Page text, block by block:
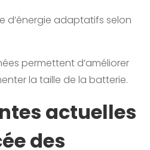
d’énergie adaptatifs selon
permettent d’améliorer
la taille de la batterie.
actuelles
des